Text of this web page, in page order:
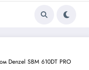
Denzel SBM 610DT PRO